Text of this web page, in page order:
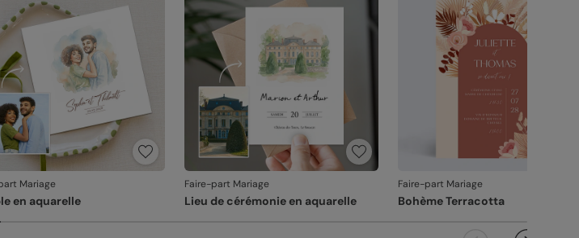
produit ne pourra pas être repris.
Mariage
en aquarelle
Faire-part Mariage
Lieu de cérémonie en aquarelle
Faire-part Mariage
Bohème Terracotta